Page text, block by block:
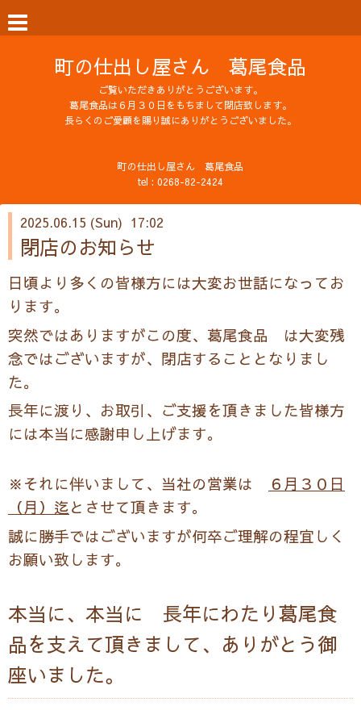
町の仕出し屋さん 葛尾食品
ご覧いただきありがとうございます。
葛尾食品は６月３０日をもちまして閉店致します。
長らくのご愛顧を賜り誠にありがとうございました。
町の仕出し屋さん 葛尾食品
tel : 0268-82-2424
2025.06.15 (Sun) 17:02
閉店のお知らせ
日頃より多くの皆様方には大変お世話になってお
ります。
突然ではありますがこの度、葛尾食品 は大変残
念ではございますが、閉店することとなりまし
た。
長年に渡り、お取引、ご支援を頂きました皆様方
には本当に感謝申し上げます。
※それに伴いまして、当社の営業は
６月３０日
（月）迄とさせて頂きます。
誠に勝手ではございますが何卒ご理解の程宜しく
お願い致します。
本当に、本当に 長年にわたり葛尾食
品を支えて頂きまして、ありがとう御
座いました。